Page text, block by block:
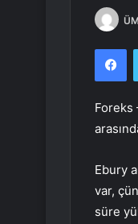
Foreks
Ebury
var,
süre